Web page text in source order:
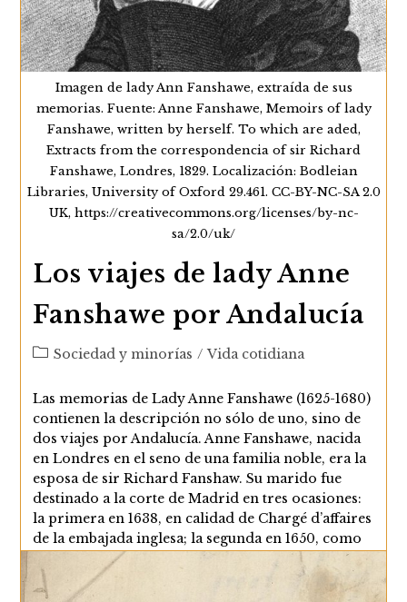
Imagen de lady Ann Fanshawe, extraída de sus
memorias. Fuente: Anne Fanshawe, Memoirs of lady
Fanshawe, written by herself. To which are aded,
Extracts from the correspondencia of sir Richard
Fanshawe, Londres, 1829. Localización: Bodleian
Libraries, University of Oxford 29.461. CC-BY-NC-SA 2.0
UK, https://creativecommons.org/licenses/by-nc-
sa/2.0/uk/
Los viajes de lady Anne
Fanshawe por Andalucía
Categoría
la
entrada:
Sociedad y minorías / Vida cotidiana
Las memorias de Lady Anne Fanshawe (1625-1680)
contienen la descripción no sólo de uno, sino de
dos viajes por Andalucía. Anne Fanshawe, nacida
en Londres en el seno de una familia noble, era la
esposa de sir Richard Fanshaw. Su marido fue
destinado a la corte de Madrid en tres ocasiones:
la primera en 1638, en calidad de Chargé d’affaires
de la embajada inglesa; la segunda en 1650, como
enviado extraordinario para recaudar fondos
contra Cromwell;…